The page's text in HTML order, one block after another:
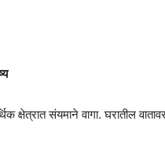
क्षेत्रात संयमाने वागा. घरातील